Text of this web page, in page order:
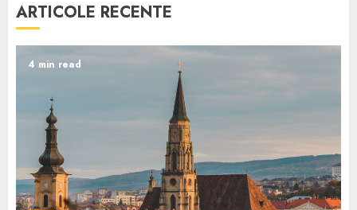
ARTICOLE RECENTE
4 min read